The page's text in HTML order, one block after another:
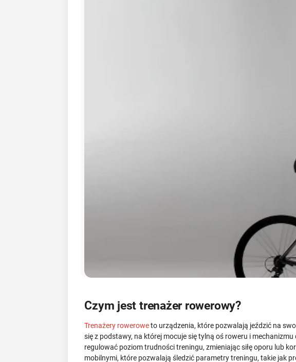
Czym jest trenażer rowerowy?
Trenażery roweroweto urządzenia, które pozwalają jeździć na
się z podstawy, na której mocuje się tylną oś roweru i
regulować poziom trudności treningu, zmieniając siłę oporu lub
mobilnymi, które pozwalają śledzić parametry treningu, takie jak